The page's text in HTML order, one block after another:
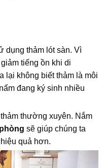
dụng thảm lót sàn. Vì
tiếng ồn khi di
lại không biết thảm là môi
đang ký sinh nhiều
thường xuyên. Nắm
sẽ giúp chúng ta
quả hơn.